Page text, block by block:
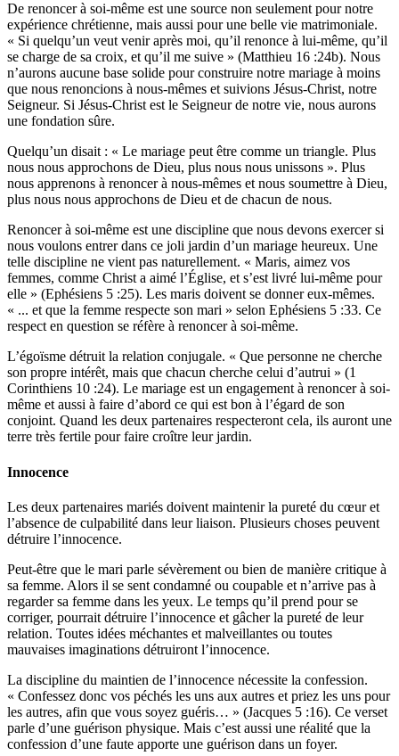
De renoncer à soi-même est une source non seulement pour notre
expérience chrétienne, mais aussi pour une belle vie matrimoniale.
« Si quelqu’un veut venir après moi, qu’il renonce à lui-même, qu’il
se charge de sa croix, et qu’il me suive » (Matthieu 16 :24b). Nous
n’aurons aucune base solide pour construire notre mariage à moins
que nous renoncions à nous-mêmes et suivions Jésus-Christ, notre
Seigneur. Si Jésus-Christ est le Seigneur de notre vie, nous aurons
une fondation sûre.
Quelqu’un disait : « Le mariage peut être comme un triangle. Plus
nous nous approchons de Dieu, plus nous nous unissons ». Plus
nous apprenons à renoncer à nous-mêmes et nous soumettre à Dieu,
plus nous nous approchons de Dieu et de chacun de nous.
Renoncer à soi-même est une discipline que nous devons exercer si
nous voulons entrer dans ce joli jardin d’un mariage heureux. Une
telle discipline ne vient pas naturellement. « Maris, aimez vos
femmes, comme Christ a aimé l’Église, et s’est livré lui-même pour
elle » (Ephésiens 5 :25). Les maris doivent se donner eux-mêmes.
« ... et que la femme respecte son mari » selon Ephésiens 5 :33. Ce
respect en question se réfère à renoncer à soi-même.
L’égoïsme détruit la relation conjugale. « Que personne ne cherche
son propre intérêt, mais que chacun cherche celui d’autrui » (1
Corinthiens 10 :24). Le mariage est un engagement à renoncer à soi-
même et aussi à faire d’abord ce qui est bon à l’égard de son
conjoint. Quand les deux partenaires respecteront cela, ils auront une
terre très fertile pour faire croître leur jardin.
Innocence
Les deux partenaires mariés doivent maintenir la pureté du cœur et
l’absence de culpabilité dans leur liaison. Plusieurs choses peuvent
détruire l’innocence.
Peut-être que le mari parle sévèrement ou bien de manière critique à
sa femme. Alors il se sent condamné ou coupable et n’arrive pas à
regarder sa femme dans les yeux. Le temps qu’il prend pour se
corriger, pourrait détruire l’innocence et gâcher la pureté de leur
relation. Toutes idées méchantes et malveillantes ou toutes
mauvaises imaginations détruiront l’innocence.
La discipline du maintien de l’innocence nécessite la confession.
« Confessez donc vos péchés les uns aux autres et priez les uns pour
les autres, afin que vous soyez guéris… » (Jacques 5 :16). Ce verset
parle d’une guérison physique. Mais c’est aussi une réalité que la
confession d’une faute apporte une guérison dans un foyer.